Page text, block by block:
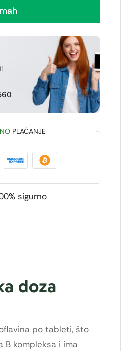
PLAĆANJE
sigurno
doza
po tableti, što
B kompleksa i ima